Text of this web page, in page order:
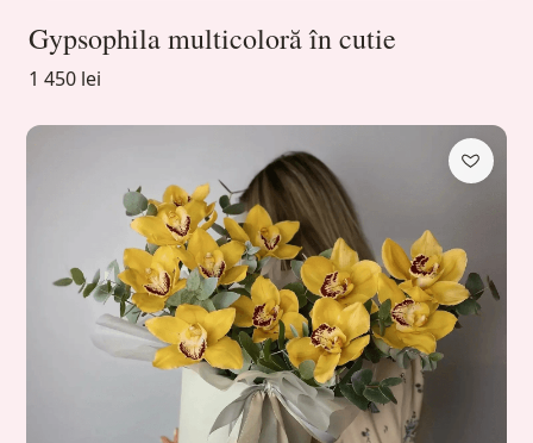
Gypsophila multicoloră în cutie
1 450 lei